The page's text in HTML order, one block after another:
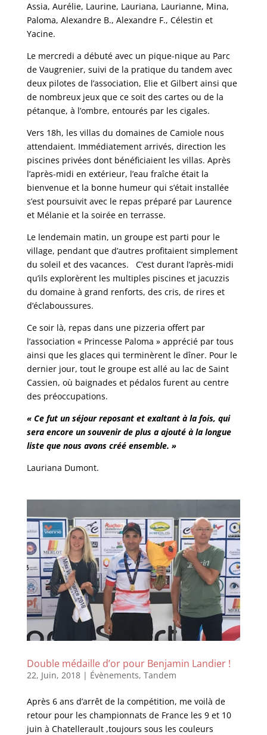
Assia, Aurélie, Laurine, Lauriana, Laurianne, Mina,
Paloma, Alexandre B., Alexandre F., Célestin et
Yacine.
Le mercredi a débuté avec un pique-nique au Parc
de Vaugrenier, suivi de la pratique du tandem avec
deux pilotes de l’association, Elie et Gilbert ainsi que
de nombreux jeux que ce soit des cartes ou de la
pétanque, à l’ombre, entourés par les cigales.
Vers 18h, les villas du domaines de Camiole nous
attendaient. Immédiatement arrivés, direction les
piscines privées dont bénéficiaient les villas. Après
l’après-midi en extérieur, l’eau fraîche était la
bienvenue et la bonne humeur qui s’était installée
s’est poursuivit avec le repas préparé par Laurence
et Mélanie et la soirée en terrasse.
Le lendemain matin, un groupe est parti pour le
village, pendant que d’autres profitaient simplement
du soleil et des vacances. C’est durant l’après-midi
qu’ils explorèrent les multiples piscines et jacuzzis
du domaine à grand renforts, des cris, de rires et
d’éclaboussures.
Ce soir là, repas dans une pizzeria offert par
l’association « Princesse Paloma » apprécié par tous
ainsi que les glaces qui terminèrent le dîner. Pour le
dernier jour, tout le groupe est allé au lac de Saint
Cassien, où baignades et pédalos furent au centre
des préoccupations.
« Ce fut un séjour reposant et exaltant à la fois, qui
sera encore un souvenir de plus a ajouté à la longue
liste que nous avons créé ensemble. »
Lauriana Dumont.
Double médaille d’or pour Benjamin Landier !
22, Juin, 2018| Évènements, Tandem
Après 6 ans d’arrêt de la compétition, me voilà de
retour pour les championnats de France les 9 et 10
juin à Chatellerault ,toujours sous les couleurs